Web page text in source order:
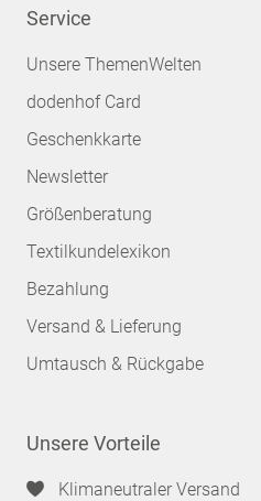
Service
Unsere ThemenWelten
dodenhof Card
Geschenkkarte
Newsletter
Größenberatung
Textilkundelexikon
Bezahlung
Versand & Lieferung
Umtausch & Rückgabe
Unsere Vorteile
Klimaneutraler Versand